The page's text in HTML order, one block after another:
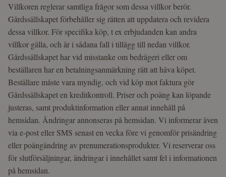
Villkoren reglerar samtliga frågor som dessa villkor berör.
Gårdssällskapet förbehåller sig rätten att uppdatera och revidera
dessa villkor. För specifika köp, t ex erbjudanden kan andra
villkor gälla, och är i sådana fall i tillägg till nedan villkor.
Gårdssällskapet har vid misstanke om bedrägeri eller om
beställaren har en betalningsanmärkning rätt att häva köpet.
Beställare måste vara myndig, och vid köp mot faktura gör
Gårdssällskapet en kreditkontroll. Priser och poäng kan löpande
justeras, samt produktinformation eller annat innehåll på
hemsidan. Ändringar annonseras på hemsidan. Vi informerar även
via e-post eller SMS senast en vecka före vi genomför prisändring
eller poängändring av prenumerationsprodukter. Vi reserverar oss
för slutförsäljningar, ändringar i innehållet samt fel i informationen
på hemsidan.